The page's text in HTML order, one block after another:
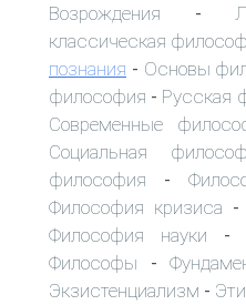
Возрождения -
классическая
познания - Основы
философия - Русская
Современные
Социальная
философия -
Философия кризиса
Философия науки -
Философы -
Экзистенциализм -